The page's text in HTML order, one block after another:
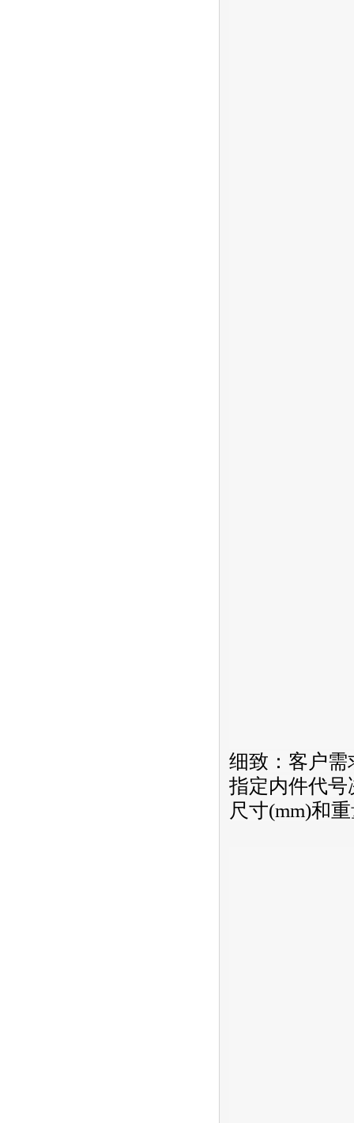
细致：客户
指定内件代号
尺寸(mm)和